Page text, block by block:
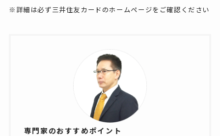
※詳細は必ず三井住友カードのホームページをご確認ください
専門家のおすすめポイント